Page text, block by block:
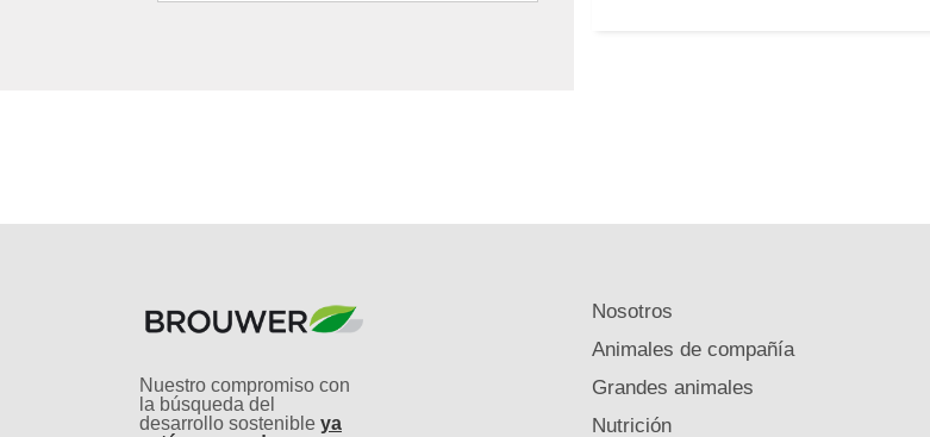
Nuestro compromiso con
la búsqueda del
desarrollo sostenible ya
Nosotros
Animales de compañía
Grandes animales
Nutrición